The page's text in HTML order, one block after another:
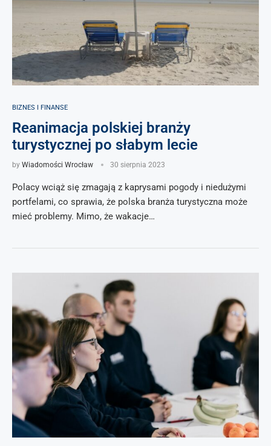
BIZNES I FINANSE
Reanimacja polskiej branży
turystycznej po słabym lecie
by Wiadomości Wrocław 30 sierpnia 2023
Polacy wciąż się zmagają z kaprysami pogody i niedużymi
portfelami, co sprawia, że polska branża turystyczna może
mieć problemy. Mimo, że wakacje…